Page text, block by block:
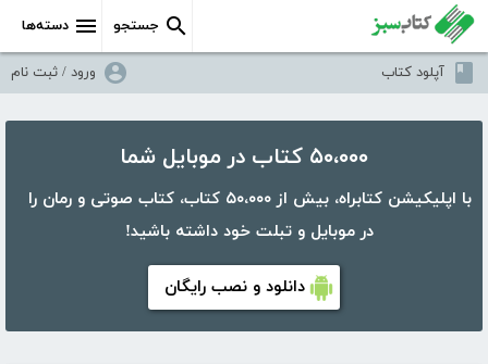
دسته‌ها جستجو
آپلود کتاب ورود / ثبت نام
۵۰،۰۰۰ کتاب در موبایل شما
با اپلیکیشن کتابراه، بیش از ۵۰،۰۰۰ کتاب، کتاب صوتی و رمان را
در موبایل و تبلت خود داشته باشید!
دانلود و نصب رایگان